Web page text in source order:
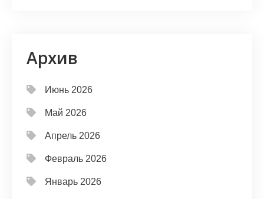
Архив
Июнь 2026
Май 2026
Апрель 2026
Февраль 2026
Январь 2026